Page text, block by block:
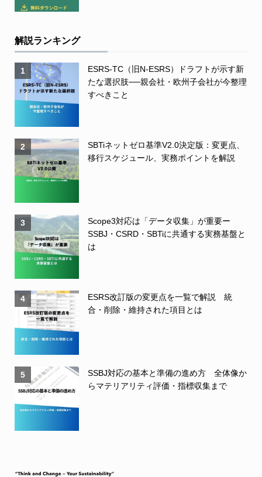
解説ランキング
1
ESRS-TC（旧N-ESRS）ドラフトが示す新
たな選択肢──親会社・欧州子会社が今整理
すべきこと
2
SBTiネットゼロ基準V2.0決定版：変更点、
移行スケジュール、実務ポイントを解説
3
Scope3対応は「データ収集」が重要ー
SSBJ・CSRD・SBTiに共通する実務基盤と
は
4
ESRS改訂版の変更点を一覧で解説 統
合・削除・維持された項目とは
5
SSBJ対応の基本と準備の進め方 全体像か
らマテリアリティ評価・指標収集まで